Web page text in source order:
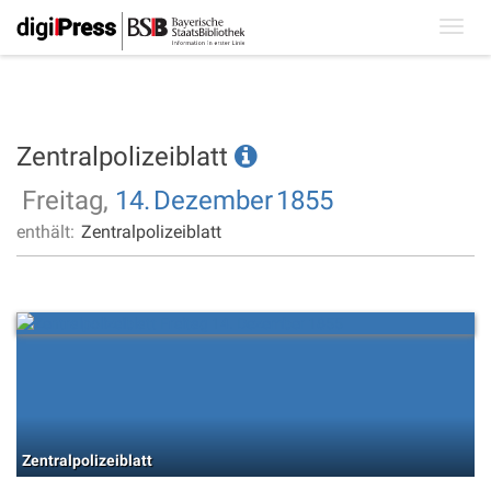
Zentralpolizeiblatt
Freitag, 14. Dezember1855
enthält: Zentralpolizeiblatt
Zentralpolizeiblatt